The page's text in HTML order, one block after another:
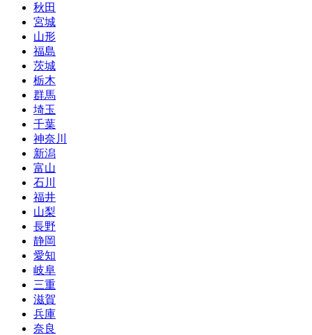
秋田
宮城
山形
福島
茨城
栃木
群馬
埼玉
千葉
神奈川
新潟
富山
石川
福井
山梨
長野
静岡
愛知
岐阜
三重
滋賀
兵庫
奈良